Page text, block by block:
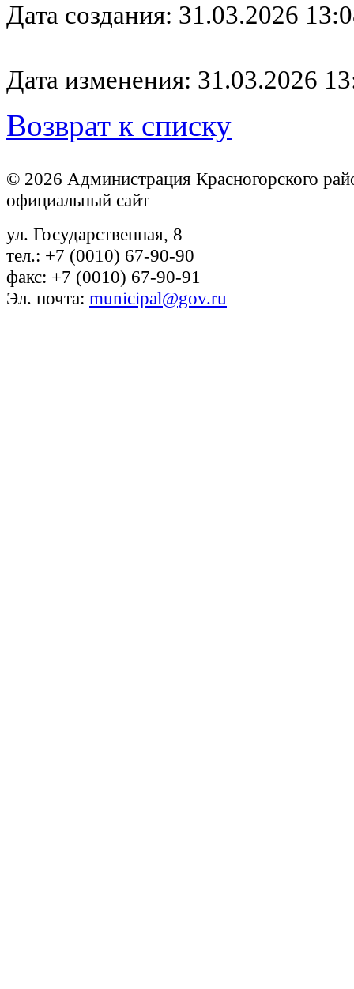
Дата создания: 31.03.2026
Дата изменения: 31.03.2026
Возврат к списку
© 2026 Администрация Красногорского
официальный сайт
ул. Государственная, 8
тел.: +7 (0010) 67-90-90
факс: +7 (0010) 67-90-91
Эл. почта: municipal@gov.ru